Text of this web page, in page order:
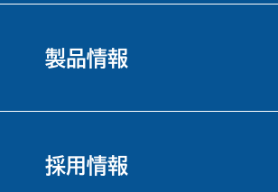
製品情報
採用情報